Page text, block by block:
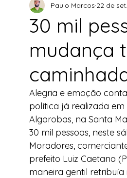
Entrevistas Movimentos
Cidades Cultura Saúde
Desenvolvimento Territorial
Imprensa Assistência
Nota de Pesar Segurança
30 mil
mudança
Paulo Marcos 22 de
Alegria e emoção
política já realizada em
Algarobas, na Santa
30 mil pessoas, neste
Moradores,
prefeito Luiz Caetano
maneira gentil